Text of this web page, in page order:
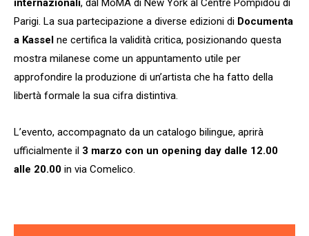
internazionali, dal MoMA di New York al Centre Pompidou di
Parigi. La sua partecipazione a diverse edizioni di Documenta
a Kassel ne certifica la validità critica, posizionando questa
mostra milanese come un appuntamento utile per
approfondire la produzione di un’artista che ha fatto della
libertà formale la sua cifra distintiva.
L’evento, accompagnato da un catalogo bilingue, aprirà
ufficialmente il 3 marzo con un opening day dalle 12.00
alle 20.00 in via Comelico.